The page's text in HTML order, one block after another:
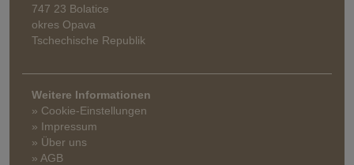
747 23 Bolatice
okres Opava
Tschechische Republik
Weitere Informationen
» Cookie-Einstellungen
» Impressum
» Über uns
» AGB